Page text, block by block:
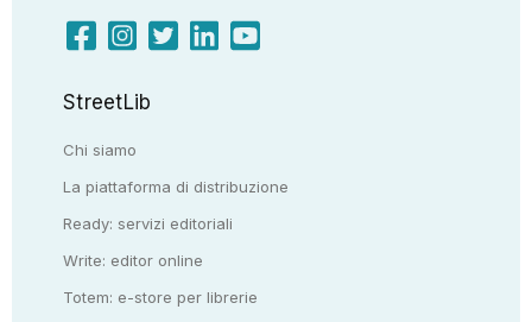
StreetLib
Chi siamo
La piattaforma di distribuzione
Ready: servizi editoriali
Write: editor online
Totem: e-store per librerie